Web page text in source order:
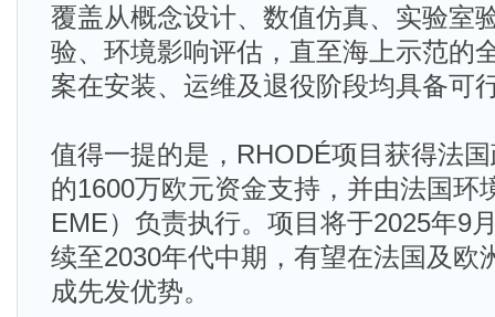
覆盖从概念设计、数值仿真、实验室
验、环境影响评估，直至海上示范的
案在安装、运维及退役阶段均具备可
值得一提的是，RHODÉ项目获得法国
的1600万欧元资金支持，并由法国环
EME）负责执行。项目将于2025年9
续至2030年代中期，有望在法国及欧
成先发优势。